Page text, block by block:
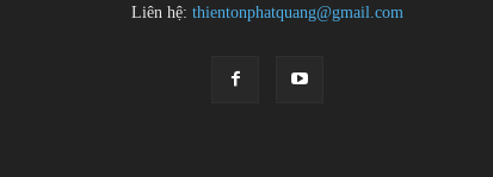
Liên hệ: thientonphatquang@gmail.com